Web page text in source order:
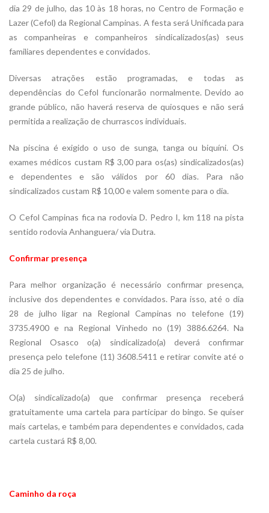
dia 29 de julho, das 10 às 18 horas, no Centro de Formação e
Lazer (Cefol) da Regional Campinas. A festa será Unificada para
as companheiras e companheiros sindicalizados(as) seus
familiares dependentes e convidados.
Diversas atrações estão programadas, e todas as
dependências do Cefol funcionarão normalmente. Devido ao
grande público, não haverá reserva de quiosques e não será
permitida a realização de churrascos individuais.
Na piscina é exigido o uso de sunga, tanga ou biquíni. Os
exames médicos custam R$ 3,00 para os(as) sindicalizados(as)
e dependentes e são válidos por 60 dias. Para não
sindicalizados custam R$ 10,00 e valem somente para o dia.
O Cefol Campinas fica na rodovia D. Pedro I, km 118 na pista
sentido rodovia Anhanguera/ via Dutra.
Confirmar presença
Para melhor organização é necessário confirmar presença,
inclusive dos dependentes e convidados. Para isso, até o dia
28 de julho ligar na Regional Campinas no telefone (19)
3735.4900 e na Regional Vinhedo no (19) 3886.6264. Na
Regional Osasco o(a) sindicalizado(a) deverá confirmar
presença pelo telefone (11) 3608.5411 e retirar convite até o
dia 25 de julho.
O(a) sindicalizado(a) que confirmar presença receberá
gratuitamente uma cartela para participar do bingo. Se quiser
mais cartelas, e também para dependentes e convidados, cada
cartela custará R$ 8,00.
Caminho da roça